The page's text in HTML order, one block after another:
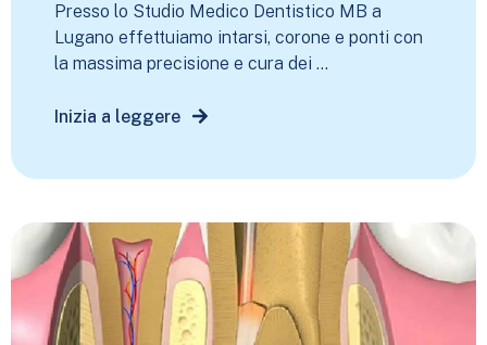
Presso lo Studio Medico Dentistico MB a
Lugano effettuiamo intarsi, corone e ponti con
la massima precisione e cura dei ...
Inizia a leggere